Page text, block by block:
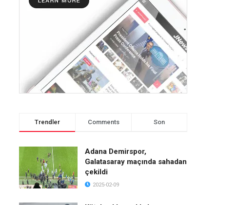
Trendler Comments Son
Adana Demirspor,
Galatasaray maçında sahadan
çekildi
2025-02-09